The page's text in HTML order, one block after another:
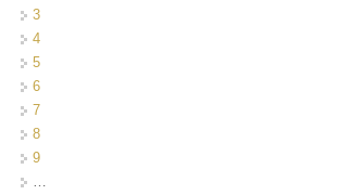
3
4
5
6
7
8
9